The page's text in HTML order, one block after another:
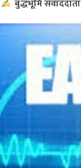
बुद्धभूमि संवाददाता